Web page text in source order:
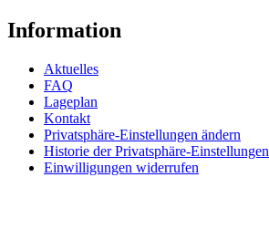
Information
Aktuelles
FAQ
Lageplan
Kontakt
Privatsphäre-Einstellungen ändern
Historie der Privatsphäre-Einstellungen
Einwilligungen widerrufen